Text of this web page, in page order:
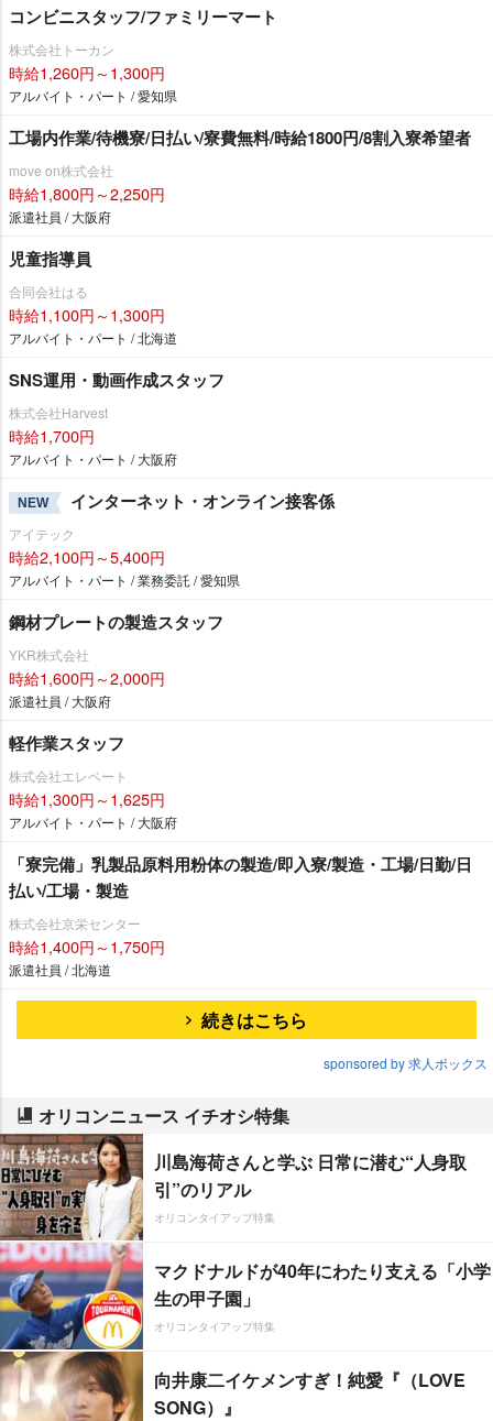
コンビニスタッフ/ファミリーマート
株式会社トーカン
時給1,260円～1,300円
アルバイト・パート / 愛知県
工場内作業/待機寮/日払い/寮費無料/時給1800円/8割入寮希望者
move on株式会社
時給1,800円～2,250円
派遣社員 / 大阪府
児童指導員
合同会社はる
時給1,100円～1,300円
アルバイト・パート / 北海道
SNS運用・動画作成スタッフ
株式会社Harvest
時給1,700円
アルバイト・パート / 大阪府
NEW インターネット・オンライン接客係
アイテック
時給2,100円～5,400円
アルバイト・パート / 業務委託 / 愛知県
鋼材プレートの製造スタッフ
YKR株式会社
時給1,600円～2,000円
派遣社員 / 大阪府
軽作業スタッフ
株式会社エレベート
時給1,300円～1,625円
アルバイト・パート / 大阪府
「寮完備」乳製品原料用粉体の製造/即入寮/製造・工場/日勤/日
払い/工場・製造
株式会社京栄センター
時給1,400円～1,750円
派遣社員 / 北海道
続きはこちら
sponsored by 求人ボックス
オリコンニュース イチオシ特集
川島海荷さんと学ぶ 日常に潜む“人身取
引”のリアル
オリコンタイアップ特集
マクドナルドが40年にわたり支える「小学
生の甲子園」
オリコンタイアップ特集
向井康二イケメンすぎ！純愛『（LOVE
SONG）』